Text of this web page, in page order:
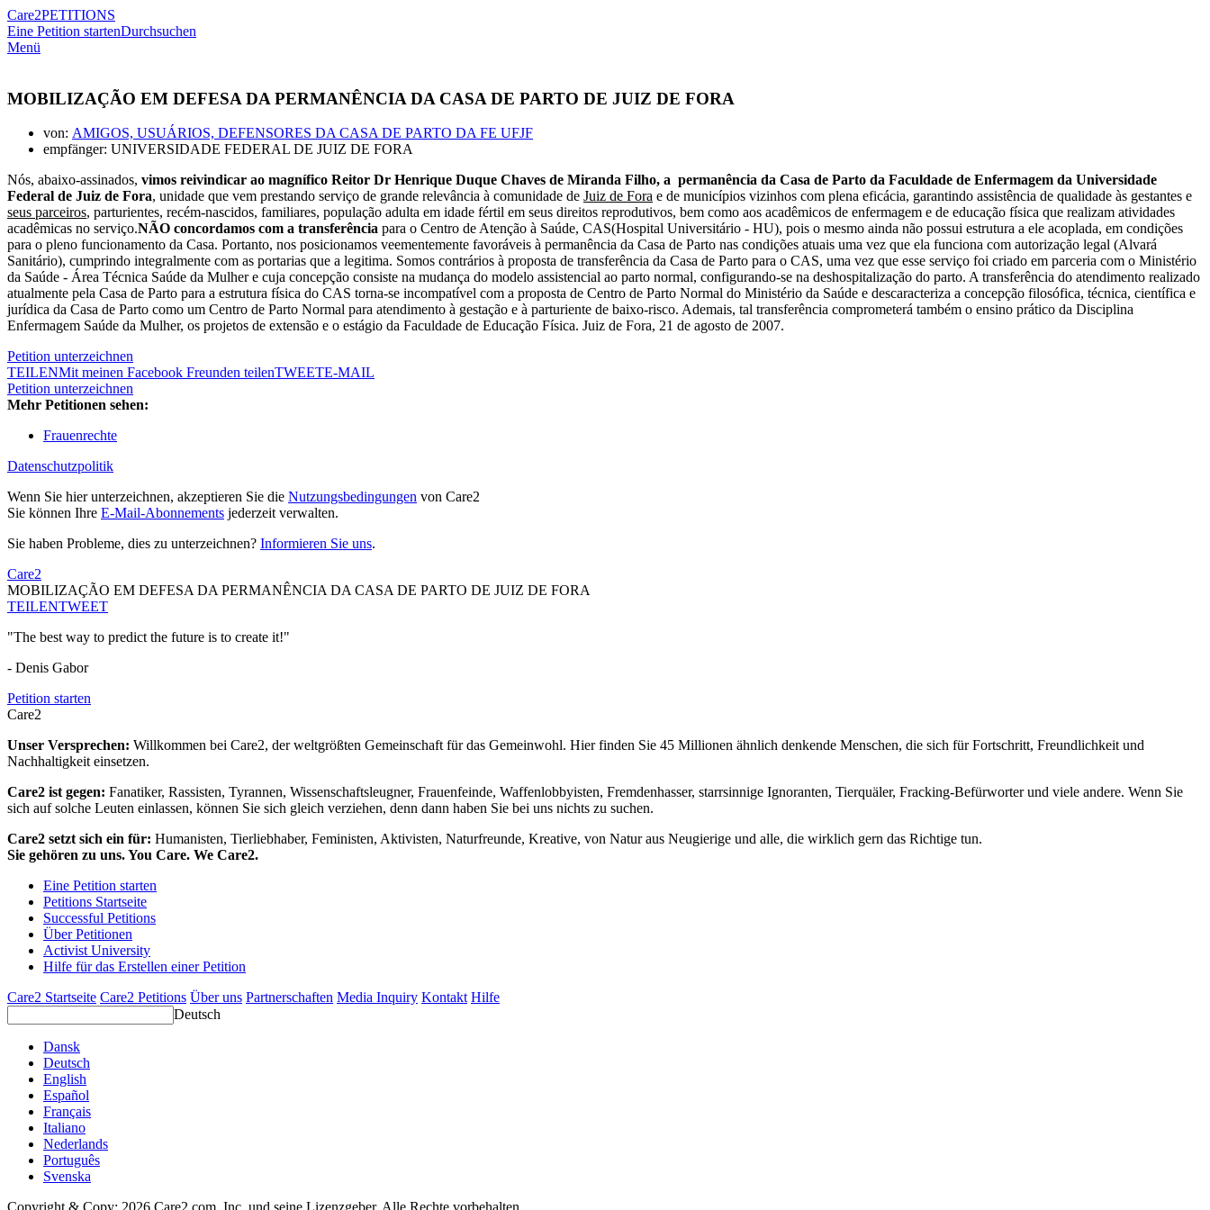
Care2PETITIONS
Eine Petition startenDurchsuchen
Menü
MOBILIZAÇÃO EM DEFESA DA PERMANÊNCIA DA CASA DE PARTO DE JUIZ DE FORA
von: AMIGOS, USUÁRIOS, DEFENSORES DA CASA DE PARTO DA FE UFJF
empfänger: UNIVERSIDADE FEDERAL DE JUIZ DE FORA
Nós, abaixo-assinados, vimos reivindicar ao magnífico Reitor Dr Henrique Duque Chaves de Miranda Filho, a permanência da Casa de Parto da Faculdade de Enfermagem da Universidade
Federal de Juiz de Fora, unidade que vem prestando serviço de grande relevância à comunidade de Juiz de Fora e de municípios vizinhos com plena eficácia, garantindo assistência de qualidade às gestantes e
seus parceiros, parturientes, recém-nascidos, familiares, população adulta em idade fértil em seus direitos reprodutivos, bem como aos acadêmicos de enfermagem e de educação física que realizam atividades
acadêmicas no serviço.NÃO concordamos com a transferência para o Centro de Atenção à Saúde, CAS(Hospital Universitário - HU), pois o mesmo ainda não possui estrutura a ele acoplada, em condições
para o pleno funcionamento da Casa. Portanto, nos posicionamos veementemente favoráveis à permanência da Casa de Parto nas condições atuais uma vez que ela funciona com autorização legal (Alvará
Sanitário), cumprindo integralmente com as portarias que a legitima. Somos contrários à proposta de transferência da Casa de Parto para o CAS, uma vez que esse serviço foi criado em parceria com o Ministério
da Saúde - Área Técnica Saúde da Mulher e cuja concepção consiste na mudança do modelo assistencial ao parto normal, configurando-se na deshospitalização do parto. A transferência do atendimento realizado
atualmente pela Casa de Parto para a estrutura física do CAS torna-se incompatível com a proposta de Centro de Parto Normal do Ministério da Saúde e descaracteriza a concepção filosófica, técnica, científica e
jurídica da Casa de Parto como um Centro de Parto Normal para atendimento à gestação e à parturiente de baixo-risco. Ademais, tal transferência comprometerá também o ensino prático da Disciplina
Enfermagem Saúde da Mulher, os projetos de extensão e o estágio da Faculdade de Educação Física. Juiz de Fora, 21 de agosto de 2007.
Petition unterzeichnen
TEILENMit meinen Facebook Freunden teilenTWEETE-MAIL
Petition unterzeichnen
Mehr Petitionen sehen:
Frauenrechte
Datenschutzpolitik
Wenn Sie hier unterzeichnen, akzeptieren Sie die Nutzungsbedingungen von Care2
Sie können Ihre E-Mail-Abonnements jederzeit verwalten.
Sie haben Probleme, dies zu unterzeichnen? Informieren Sie uns.
Care2
MOBILIZAÇÃO EM DEFESA DA PERMANÊNCIA DA CASA DE PARTO DE JUIZ DE FORA
TEILENTWEET
"The best way to predict the future is to create it!"
- Denis Gabor
Petition starten
Care2
Unser Versprechen: Willkommen bei Care2, der weltgrößten Gemeinschaft für das Gemeinwohl. Hier finden Sie 45 Millionen ähnlich denkende Menschen, die sich für Fortschritt, Freundlichkeit und
Nachhaltigkeit einsetzen.
Care2 ist gegen: Fanatiker, Rassisten, Tyrannen, Wissenschaftsleugner, Frauenfeinde, Waffenlobbyisten, Fremdenhasser, starrsinnige Ignoranten, Tierquäler, Fracking-Befürworter und viele andere. Wenn Sie
sich auf solche Leuten einlassen, können Sie sich gleich verziehen, denn dann haben Sie bei uns nichts zu suchen.
Care2 setzt sich ein für: Humanisten, Tierliebhaber, Feministen, Aktivisten, Naturfreunde, Kreative, von Natur aus Neugierige und alle, die wirklich gern das Richtige tun.
Sie gehören zu uns. You Care. We Care2.
Eine Petition starten
Petitions Startseite
Successful Petitions
Über Petitionen
Activist University
Hilfe für das Erstellen einer Petition
Care2 Startseite Care2 Petitions Über uns Partnerschaften Media Inquiry Kontakt Hilfe
Deutsch
Dansk
Deutsch
English
Español
Français
Italiano
Nederlands
Português
Svenska